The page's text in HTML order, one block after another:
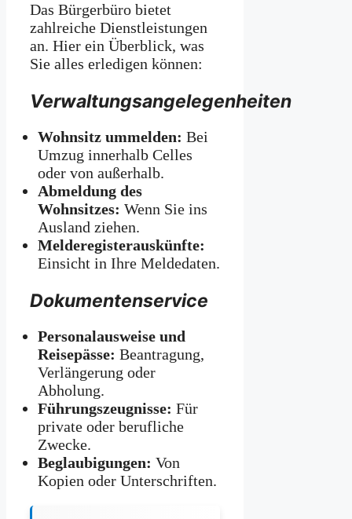
Das Bürgerbüro bietet
zahlreiche Dienstleistungen
an. Hier ein Überblick, was
Sie alles erledigen können:
Verwaltungsangelegenheiten
Wohnsitz ummelden: Bei
Umzug innerhalb Celles
oder von außerhalb.
Abmeldung des
Wohnsitzes: Wenn Sie ins
Ausland ziehen.
Melderegisterauskünfte:
Einsicht in Ihre Meldedaten.
Dokumentenservice
Personalausweise und
Reisepässe: Beantragung,
Verlängerung oder
Abholung.
Führungszeugnisse: Für
private oder berufliche
Zwecke.
Beglaubigungen: Von
Kopien oder Unterschriften.